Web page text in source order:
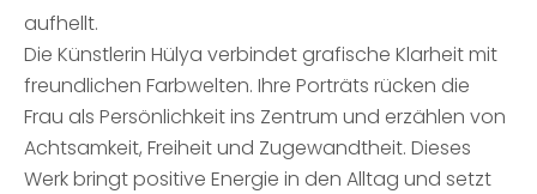
aufhellt.
Die Künstlerin Hülya verbindet grafische Klarheit mit
freundlichen Farbwelten. Ihre Porträts rücken die
Frau als Persönlichkeit ins Zentrum und erzählen von
Achtsamkeit, Freiheit und Zugewandtheit. Dieses
Werk bringt positive Energie in den Alltag und setzt